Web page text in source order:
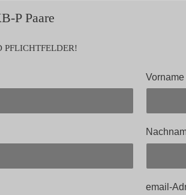
P Paare
email-